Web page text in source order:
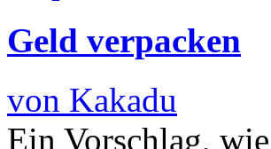
Geld verpacken
von Kakadu
Ein Vorschlag,